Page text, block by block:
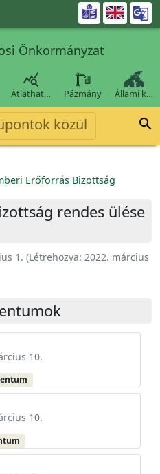

Önkormányzat

Átláthat… Pázmány Állami k…
közül 
Erőforrás Bizottság
rendes ülése
1. (Létrehozva: 2022. március
10.
10.